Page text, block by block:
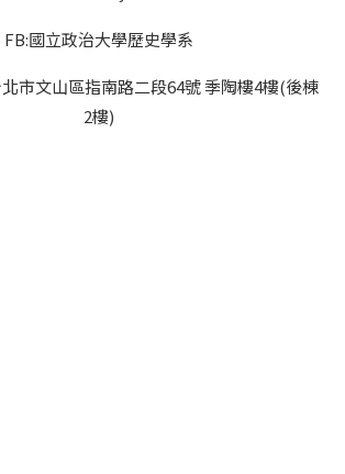
FB:國立政治大學歷史學系
市文山區指南路二段64號 季陶樓4樓(後棟
2樓)